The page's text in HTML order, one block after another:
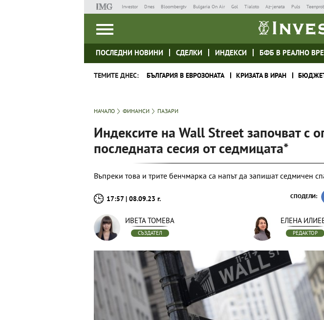
Investor Dnes Bloombergtv Bulgaria On Air Gol Tialoto Az-jenata Puls
ПОСЛЕДНИ НОВИНИ СДЕЛКИ ИНДЕКСИ БФБ В РЕАЛНО
ТЕМИТЕ ДНЕС: БЪЛГАРИЯ В ЕВРОЗОНАТА КРИЗАТА В ИРАН
НАЧАЛО ФИНАНСИ ПАЗАРИ
Индексите на Wall Street започват с
последната сесия от седмицата*
Въпреки това и трите бенчмарка са напът да запишат седмичен
17:57 | 08.09.23 г. СПОДЕЛИ:
ИВЕТА ТОМЕВА
СЪЗДАТЕЛ
ЕЛЕНА
РЕДАКТОР